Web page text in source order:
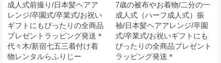
成人式前撮り/日本髪ヘアア
レンジ/卒園式/卒業式/お祝い
ギフトにもぴったりの全商品
プレゼントラッピング発送＊
代々木/新宿七五三着付け着
物レンタルらふりじー
7歳の被布やお着物/二分の一
成人式（ハーフ成人式）振
袖/日本髪ヘアアレンジ/卒園
式/卒業式/お祝いギフトにも
ぴったりの全商品プレゼント
ラッピング発送＊